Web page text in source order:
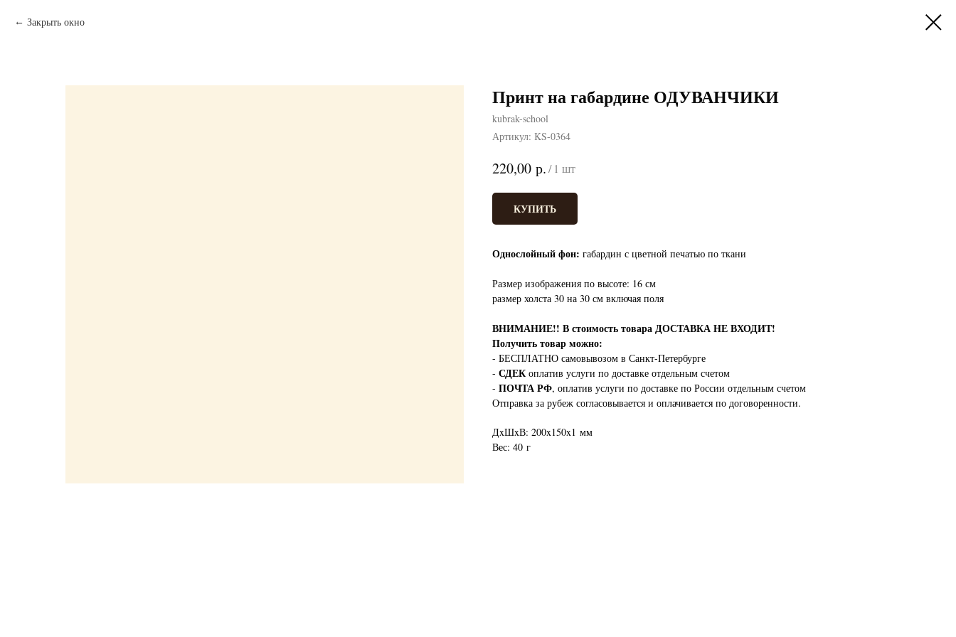
Закрыть окно
Принт на габардине ОДУВАНЧИКИ
kubrak-school
Артикул: KS-0364
220,00 р./ 1 шт
КУПИТЬ
Однослойный фон: габардин с цветной печатью по ткани
Размер изображения по высоте: 16 см
размер холста 30 на 30 см включая поля
ВНИМАНИЕ!! В стоимость товара ДОСТАВКА НЕ ВХОДИТ!
Получить товар можно:
- БЕСПЛАТНО самовывозом в Санкт-Петербурге
- СДЕК оплатив услуги по доставке отдельным счетом
- ПОЧТА РФ, оплатив услуги по доставке по России отдельным счетом
Отправка за рубеж согласовывается и оплачивается по договоренности.
ДxШxВ: 200x150x1 мм
Вес: 40 г